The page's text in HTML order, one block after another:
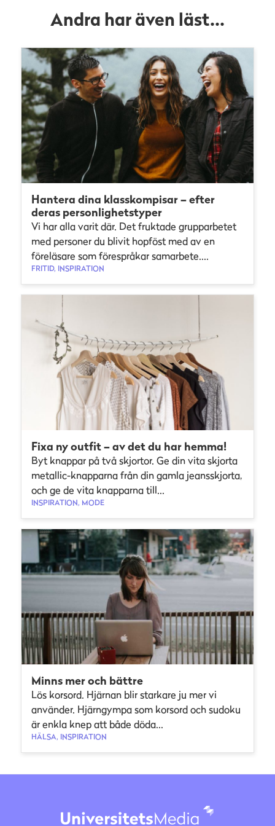
Andra har även läst...
Hantera dina klasskompisar – efter
deras personlighetstyper
Vi har alla varit där. Det fruktade grupparbetet
med personer du blivit hopföst med av en
föreläsare som förespråkar samarbete....
FRITID, INSPIRATION
Fixa ny outfit – av det du har hemma!
Byt knappar på två skjortor. Ge din vita skjorta
metallic-knapparna från din gamla jeansskjorta,
och ge de vita knapparna till...
INSPIRATION, MODE
Minns mer och bättre
Lös korsord. Hjärnan blir starkare ju mer vi
använder. Hjärngympa som korsord och sudoku
är enkla knep att både döda...
HÄLSA, INSPIRATION